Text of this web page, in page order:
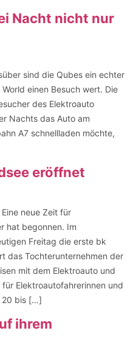
Nacht nicht nur
sind die Qubes ein echter
einen Besuch wert. Die
des Elektroauto
Nachts das Auto am
A7 schnellladen möchte,
eröffnet
neue Zeit für
hat begonnen. Im
Freitag die erste bk
das Tochterunternehmen der
mit dem Elektroauto und
Elektroautofahrerinnen und
20 bis […]
ihrem